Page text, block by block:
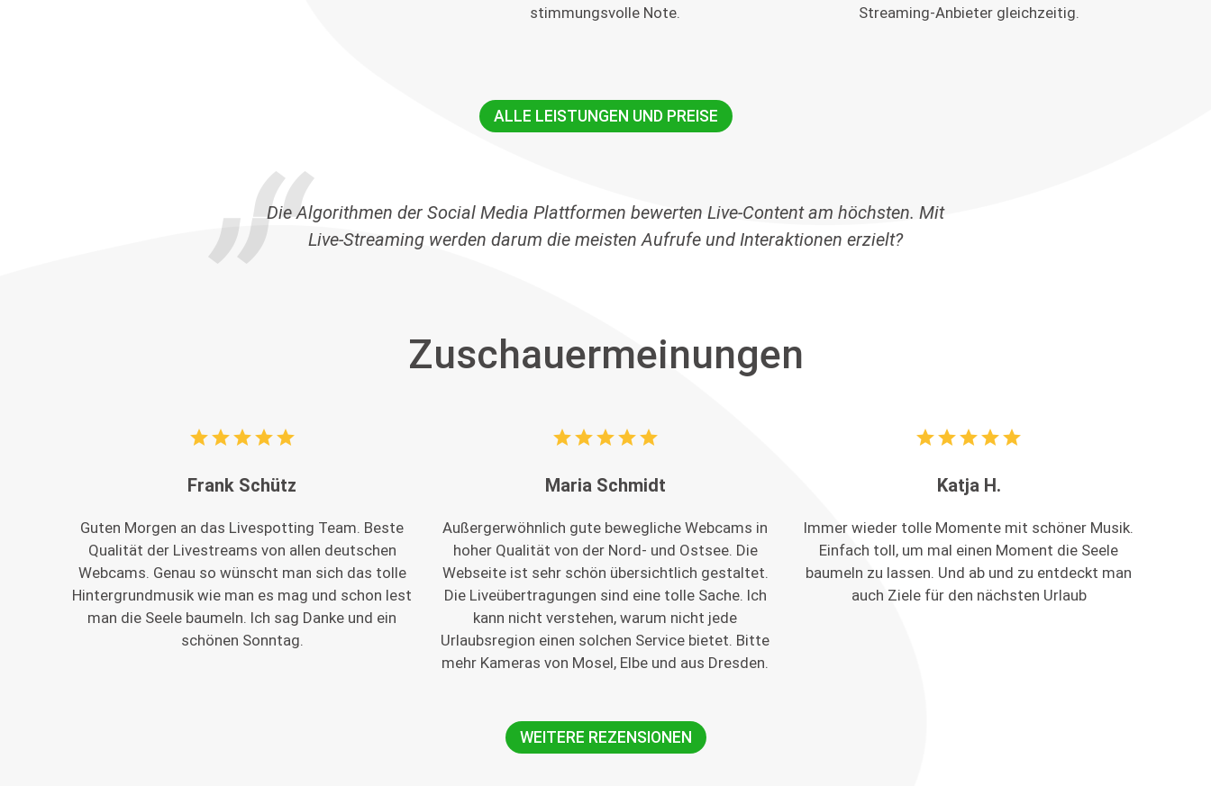
stimmungsvolle Note.
Streaming-Anbieter gleichzeitig.
ALLE LEISTUNGEN UND PREISE
Die Algorithmen der Social Media Plattformen bewerten Live-Content am höchsten. Mit
Live-Streaming werden darum die meisten Aufrufe und Interaktionen erzielt?
Zuschauermeinungen
starstarstarstarstar
Frank Schütz
Guten Morgen an das Livespotting Team. Beste
Qualität der Livestreams von allen deutschen
Webcams. Genau so wünscht man sich das tolle
Hintergrundmusik wie man es mag und schon lest
man die Seele baumeln. Ich sag Danke und ein
schönen Sonntag.
starstarstarstarstar
Maria Schmidt
Außergerwöhnlich gute bewegliche Webcams in
hoher Qualität von der Nord- und Ostsee. Die
Webseite ist sehr schön übersichtlich gestaltet.
Die Liveübertragungen sind eine tolle Sache. Ich
kann nicht verstehen, warum nicht jede
Urlaubsregion einen solchen Service bietet. Bitte
mehr Kameras von Mosel, Elbe und aus Dresden.
starstarstarstarstar
Katja H.
Immer wieder tolle Momente mit schöner Musik.
Einfach toll, um mal einen Moment die Seele
baumeln zu lassen. Und ab und zu entdeckt man
auch Ziele für den nächsten Urlaub
WEITERE REZENSIONEN